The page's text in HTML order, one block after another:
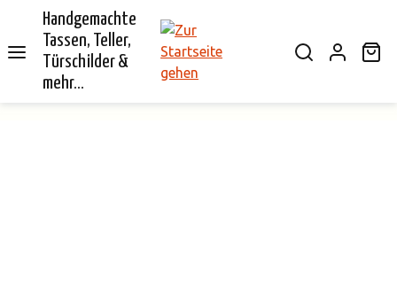
springen
Handgemachte
Tassen, Teller,
Türschilder &
mehr...